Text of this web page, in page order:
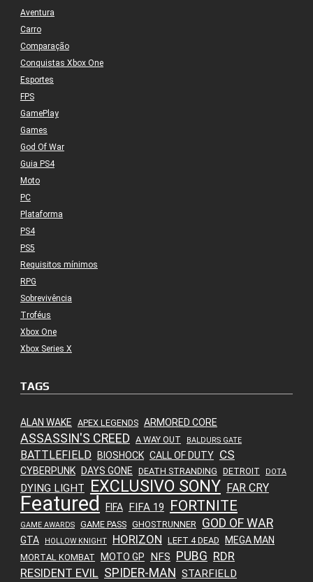
Aventura
Carro
Comparação
Conquistas Xbox One
Esportes
FPS
GamePlay
Games
God Of War
Guia PS4
Moto
PC
Plataforma
PS4
PS5
Requisitos mínimos
RPG
Sobrevivência
Troféus
Xbox One
Xbox Series X
TAGS
ALAN WAKE APEX LEGENDS ARMORED CORE
ASSASSIN'S CREED A WAY OUT BALDURS GATE
BATTLEFIELD BIOSHOCK CALL OF DUTY CS
CYBERPUNK DAYS GONE DEATH STRANDING DETROIT DOTA
DYING LIGHT EXCLUSIVO SONY FAR CRY
Featured FIFA FIFA 19 FORTNITE
GAME AWARDS GAME PASS GHOSTRUNNER GOD OF WAR
GTA HOLLOW KNIGHT HORIZON LEFT 4 DEAD MEGA MAN
MORTAL KOMBAT MOTO GP NFS PUBG RDR
RESIDENT EVIL SPIDER-MAN STARFIELD